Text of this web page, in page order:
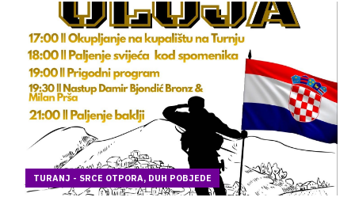
TURANJ - SRCE OTPORA, DUH POBJEDE